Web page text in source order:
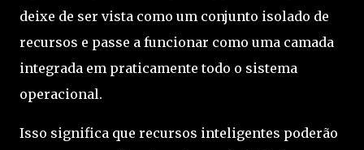
deixe de ser vista como um conjunto isolado de
recursos e passe a funcionar como uma camada
integrada em praticamente todo o sistema
operacional.
Isso significa que recursos inteligentes poderão